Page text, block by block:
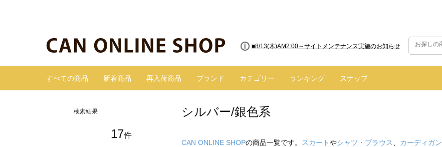
■8/13(木)AM2:00～サイトメンテナンス実施のお知らせ
■【お知らせ】ヤマト運輸の配送遅延・停止について
すべての商品 新着商品 再入荷商品 ブランド カテゴリー ランキング スナップ
検索結果
17件
シルバー/銀色系
CAN ONLINE SHOPの商品一覧です。 スカートやシャツ・ブラウス カーディガン